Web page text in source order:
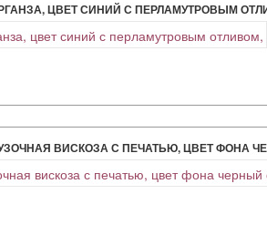
ЦВЕТ СИНИЙ С ПЕРЛАМУТРОВЫМ
ВИСКОЗА С ПЕЧАТЬЮ, ЦВЕТ ФОНА